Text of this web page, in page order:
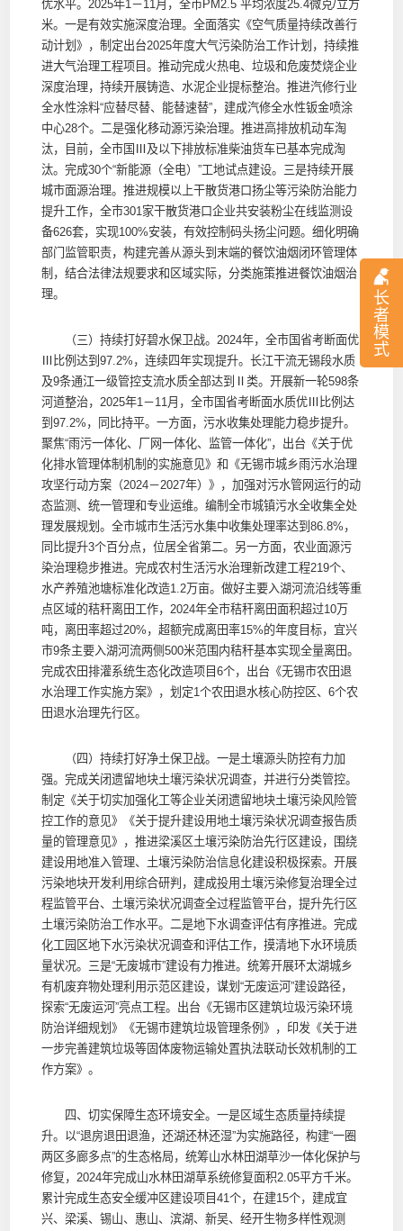
长
者
模
式
优水平。2025年1－11月，全市PM2.5 平均浓度25.4微克/立方
米。一是有效实施深度治理。全面落实《空气质量持续改善行
动计划》，制定出台2025年度大气污染防治工作计划，持续推
进大气治理工程项目。推动完成火热电、垃圾和危废焚烧企业
深度治理，持续开展铸造、水泥企业提标整治。推进汽修行业
全水性涂料“应替尽替、能替速替”，建成汽修全水性钣金喷涂
中心28个。二是强化移动源污染治理。推进高排放机动车淘
汰，目前，全市国Ⅲ及以下排放标准柴油货车已基本完成淘
汰。完成30个“新能源（全电）”工地试点建设。三是持续开展
城市面源治理。推进规模以上干散货港口扬尘等污染防治能力
提升工作，全市301家干散货港口企业共安装粉尘在线监测设
备626套，实现100%安装，有效控制码头扬尘问题。细化明确
部门监管职责，构建完善从源头到末端的餐饮油烟闭环管理体
制，结合法律法规要求和区域实际，分类施策推进餐饮油烟治
理。
（三）持续打好碧水保卫战。2024年，全市国省考断面优
Ⅲ比例达到97.2%，连续四年实现提升。长江干流无锡段水质
及9条通江一级管控支流水质全部达到Ⅱ类。开展新一轮598条
河道整治，2025年1－11月，全市国省考断面水质优Ⅲ比例达
到97.2%，同比持平。一方面，污水收集处理能力稳步提升。
聚焦“雨污一体化、厂网一体化、监管一体化”，出台《关于优
化排水管理体制机制的实施意见》和《无锡市城乡雨污水治理
攻坚行动方案（2024－2027年）》，加强对污水管网运行的动
态监测、统一管理和专业运维。编制全市城镇污水全收集全处
理发展规划。全市城市生活污水集中收集处理率达到86.8%，
同比提升3个百分点，位居全省第二。另一方面，农业面源污
染治理稳步推进。完成农村生活污水治理新改建工程219个、
水产养殖池塘标准化改造1.2万亩。做好主要入湖河流沿线等重
点区域的秸秆离田工作，2024年全市秸秆离田面积超过10万
吨，离田率超过20%，超额完成离田率15%的年度目标，宜兴
市9条主要入湖河流两侧500米范围内秸秆基本实现全量离田。
完成农田排灌系统生态化改造项目6个，出台《无锡市农田退
水治理工作实施方案》，划定1个农田退水核心防控区、6个农
田退水治理先行区。
（四）持续打好净土保卫战。一是土壤源头防控有力加
强。完成关闭遗留地块土壤污染状况调查，并进行分类管控。
制定《关于切实加强化工等企业关闭遗留地块土壤污染风险管
控工作的意见》《关于提升建设用地土壤污染状况调查报告质
量的管理意见》，推进梁溪区土壤污染防治先行区建设，围绕
建设用地准入管理、土壤污染防治信息化建设积极探索。开展
污染地块开发利用综合研判，建成投用土壤污染修复治理全过
程监管平台、土壤污染状况调查全过程监管平台，提升先行区
土壤污染防治工作水平。二是地下水调查评估有序推进。完成
化工园区地下水污染状况调查和评估工作，摸清地下水环境质
量状况。三是“无废城市”建设有力推进。统筹开展环太湖城乡
有机废弃物处理利用示范区建设，谋划“无废运河”建设路径，
探索“无废运河”亮点工程。出台《无锡市区建筑垃圾污染环境
防治详细规划》《无锡市建筑垃圾管理条例》，印发《关于进
一步完善建筑垃圾等固体废物运输处置执法联动长效机制的工
作方案》。
四、切实保障生态环境安全。一是区域生态质量持续提
升。以“退房退田退渔，还湖还林还湿”为实施路径，构建“一圈
两区多廊多点”的生态格局，统筹山水林田湖草沙一体化保护与
修复，2024年完成山水林田湖草系统修复面积2.05平方千米。
累计完成生态安全缓冲区建设项目41个，在建15个，建成宜
兴、梁溪、锡山、惠山、滨湖、新吴、经开生物多样性观测